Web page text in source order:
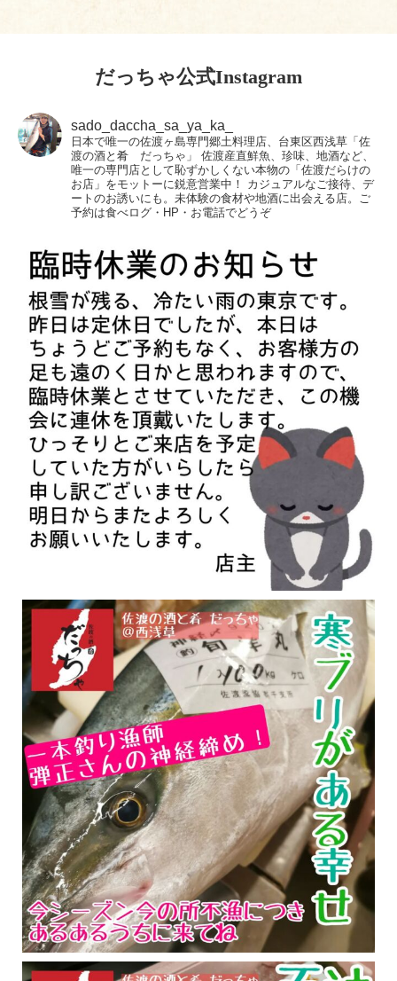
だっちゃ公式Instagram
sado_daccha_sa_ya_ka_
日本で唯一の佐渡ヶ島専門郷土料理店、台東区西浅草「佐
渡の酒と肴 だっちゃ」
佐渡産直鮮魚、珍味、地酒など、
唯一の専門店として恥ずかしくない本物の「佐渡だらけの
お店」をモットーに鋭意営業中！
カジュアルなご接待、デ
ートのお誘いにも。未体験の食材や地酒に出会える店。ご
予約は食べログ・HP・お電話でどうぞ